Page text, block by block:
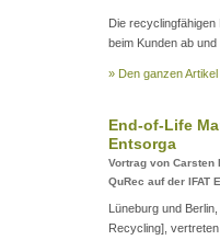
Die
beim Kunden ab
» Den ganzen
End-of-Life
Entsorga
Vortrag von Carsten
QuRec auf der IFAT
Lüneburg und
Recycling],